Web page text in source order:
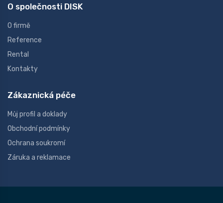
O společnosti DISK
O firmě
Reference
Rental
Kontakty
Zákaznická péče
Můj profil a doklady
Obchodní podmínky
Ochrana soukromí
Záruka a reklamace